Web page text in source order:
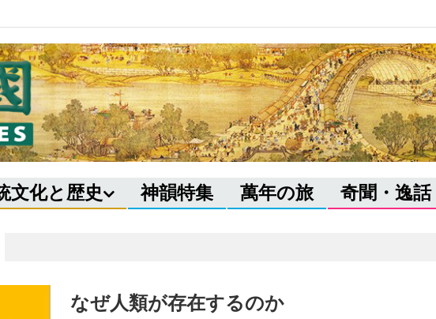
文化と歴史 神韻特集 萬年の旅 奇聞・逸話
なぜ人類が存在するのか